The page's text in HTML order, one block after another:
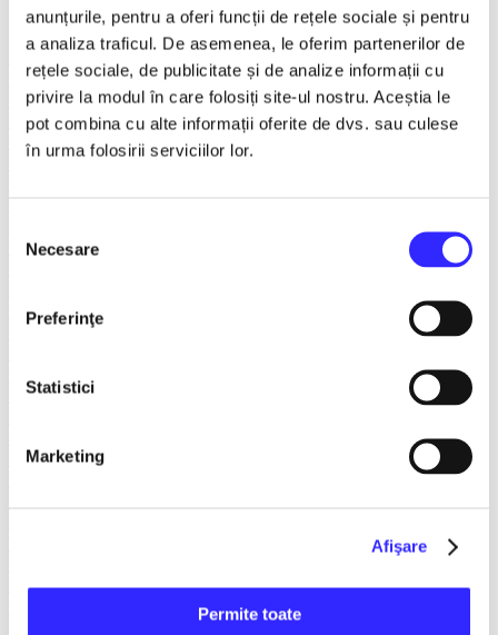
anunțurile, pentru a oferi funcții de rețele sociale și pentru
a analiza traficul. De asemenea, le oferim partenerilor de
rețele sociale, de publicitate și de analize informații cu
privire la modul în care folosiți site-ul nostru. Aceștia le
pot combina cu alte informații oferite de dvs. sau culese
în urma folosirii serviciilor lor.
consimțământului
Necesare
Preferinţe
Statistici
Marketing
Afişare
Permite toate
Categorii
Toate categoriile
FANTASY&DANCE ENTERTAINMENT
Recomandate
Spargatorul de Nuci
Turnee
Spectacole litoral 2026
Teatru ROMEO si JULIETA
Caragiale
Musical Extravaganza
Concerte și Festivaluri
Sala Luceafarul
Teatru
Trupa de teatru YuPPie ArT